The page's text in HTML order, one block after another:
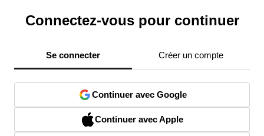
Connectez-vous pour continuer
Se connecter Créer un compte
Continuer avec Google
Continuer avec Apple